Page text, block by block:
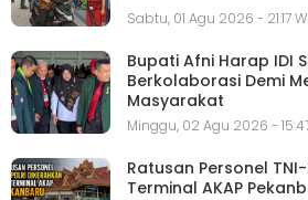
Sabtu, 01 Agu 2026 - 21:17
Bupati Afni Harap IDI
Berkolaborasi Demi
Masyarakat
Minggu, 02 Agu 2026 -
Ratusan Personel
Terminal AKAP